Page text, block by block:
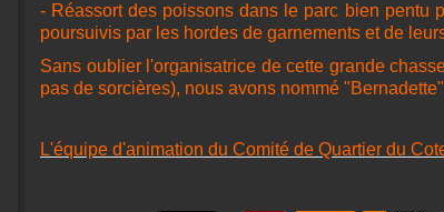
- Réassort des poissons dans le parc bien pentu
poursuivis par les hordes de garnements et de
Sans oublier l'organisatrice de cette grande
pas de sorcières), nous avons nommé
L'équipe d'animation du Comité de Quartier du